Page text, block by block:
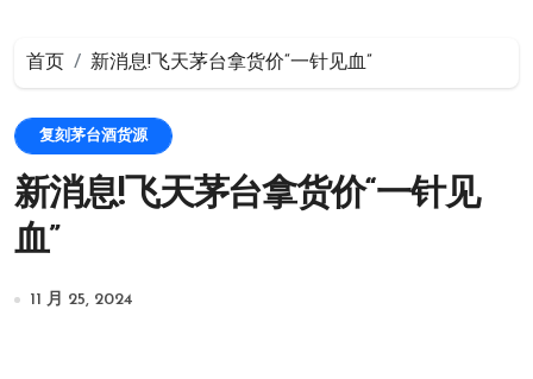
首页 新消息!飞天茅台拿货价“一针见血”
复刻茅台酒货源
新消息!飞天茅台拿货价“一针见
血”
11 月 25, 2024